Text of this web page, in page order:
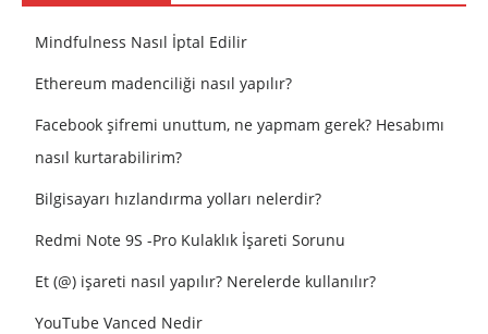
Mindfulness Nasıl İptal Edilir
Ethereum madenciliği nasıl yapılır?
Facebook şifremi unuttum, ne yapmam gerek? Hesabımı
nasıl kurtarabilirim?
Bilgisayarı hızlandırma yolları nelerdir?
Redmi Note 9S -Pro Kulaklık İşareti Sorunu
Et (@) işareti nasıl yapılır? Nerelerde kullanılır?
YouTube Vanced Nedir